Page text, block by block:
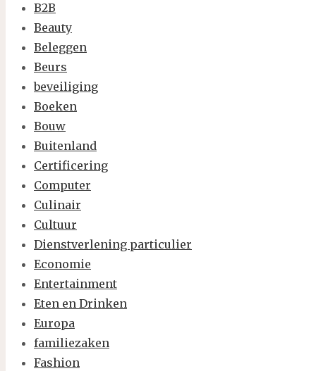
B2B
Beauty
Beleggen
Beurs
beveiliging
Boeken
Bouw
Buitenland
Certificering
Computer
Culinair
Cultuur
Dienstverlening particulier
Economie
Entertainment
Eten en Drinken
Europa
familiezaken
Fashion